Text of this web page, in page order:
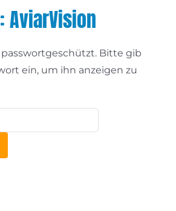
AviarVision
Bitte gib
ein, um ihn anzeigen zu